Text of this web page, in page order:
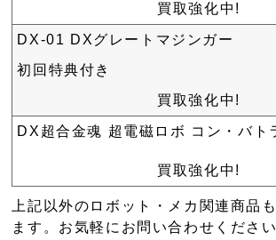
買取強化中!
DX-01 DXグレートマジンガー
初回特典付き
買取強化中!
DX超合金魂 超電磁ロボ コン・バト
買取強化中!
上記以外のロボット・メカ関連商品
ます。お気軽にお問い合わせくださ